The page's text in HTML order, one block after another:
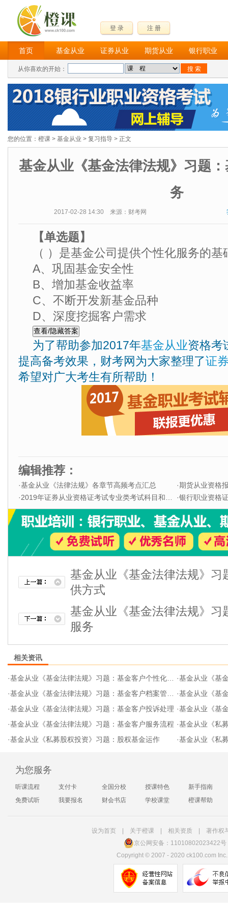
登 录 注 册
首页 基金从业 证券从业 期货从业 银行职业
从你喜欢的开始：
您的位置： 橙课 > 基金从业 > 复习指导 > 正文
基金从业《基金法律法规》习题
务
2017-02-28 14:30 来源：财考网
【单选题】
（ ）是基金公司提供个性化服务的基
A、巩固基金安全性
B、增加基金收益率
C、不断开发新基金品种
D、深度挖掘客户需求
为了帮助参加2017年基金从业资格考
提高备考效果，财考网为大家整理了证
希望对广大考生有所帮助！
编辑推荐：
·基金从业《法律法规》各章节高频考点汇总 ·期货从业资格
·2019年证券从业资格证考试专业类考试科目和题型 ·银行职业资格证
基金从业《基金法律法规》习
供方式
基金从业《基金法律法规》习
服务
相关资讯
·基金从业《基金法律法规》习题：基金客户个性化服务 ·基金从业《基金
·基金从业《基金法律法规》习题：基金客户档案管理与保密 ·基金从业《基金
·基金从业《基金法律法规》习题：基金客户投诉处理 ·基金从业《基
·基金从业《基金法律法规》习题：基金客户服务流程 ·基金从业《私
·基金从业《私募股权投资》习题：股权基金运作 ·基金从业《私
为您服务
听课流程 支付卡 全国分校 授课特色
新手指南
免费试听
我要报名 财会书店 学校课堂 橙课帮助
设为首页| 关于橙课| 相关资质
著作权
京公网安备：11010802023422号
Copyright ©2007 - 2020 ck100.com